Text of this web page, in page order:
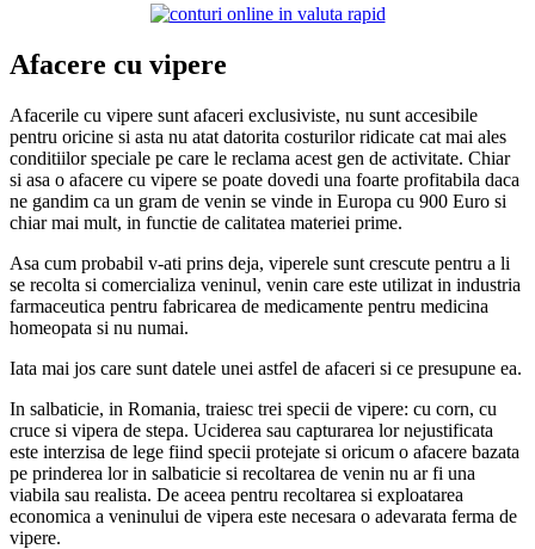
Afacere cu vipere
Afacerile cu vipere sunt afaceri exclusiviste, nu sunt accesibile
pentru oricine si asta nu atat datorita costurilor ridicate cat mai ales
conditiilor speciale pe care le reclama acest gen de activitate. Chiar
si asa o afacere cu vipere se poate dovedi una foarte profitabila daca
ne gandim ca un gram de venin se vinde in Europa cu 900 Euro si
chiar mai mult, in functie de calitatea materiei prime.
Asa cum probabil v-ati prins deja, viperele sunt crescute pentru a li
se recolta si comercializa veninul, venin care este utilizat in industria
farmaceutica pentru fabricarea de medicamente pentru medicina
homeopata si nu numai.
Iata mai jos care sunt datele unei astfel de afaceri si ce presupune ea.
In salbaticie, in Romania, traiesc trei specii de vipere: cu corn, cu
cruce si vipera de stepa. Uciderea sau capturarea lor nejustificata
este interzisa de lege fiind specii protejate si oricum o afacere bazata
pe prinderea lor in salbaticie si recoltarea de venin nu ar fi una
viabila sau realista. De aceea pentru recoltarea si exploatarea
economica a veninului de vipera este necesara o adevarata ferma de
vipere.